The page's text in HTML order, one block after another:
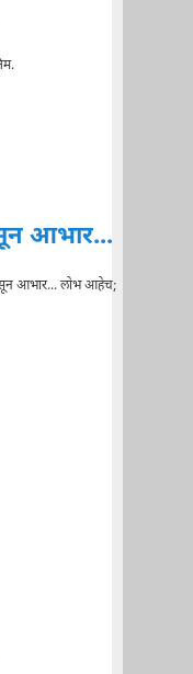
आभार...
आभार... लोभ आहेच;